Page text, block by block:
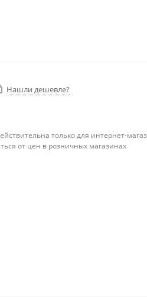
Нашли дешевле?
только для интернет-
от цен в розничных магазинах